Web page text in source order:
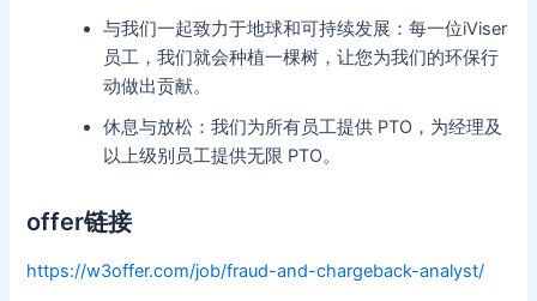
与我们一起致力于地球和可持续发展：每一位iViser
员工，我们就会种植一棵树，让您为我们的环保行
动做出贡献。
休息与放松：我们为所有员工提供 PTO，为经理及
以上级别员工提供无限 PTO。
offer链接
https://w3offer.com/job/fraud-and-chargeback-analyst/